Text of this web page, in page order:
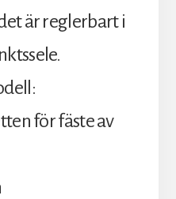
är reglerbart i
för fäste av